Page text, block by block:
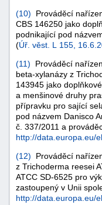
(10) Prováděcí
CBS 146250 jako
podnikající pod
(Úř. věst. L 155,
(11) Prováděcí
beta-xylanázy z
143945 jako
a menšinové druhy
přípravku pro sající
pod názvem Danisco
č. 337/2011 a
http://data.europa.eu/
(12) Prováděcí
z Trichoderma reesei
ATCC SD-6525 pro
zastoupený v Unii
http://data.europa.eu/